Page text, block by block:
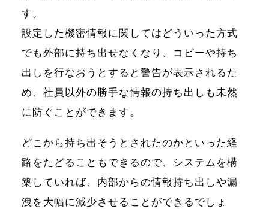
す。
設定した機密情報に関してはどういった方式
でも外部に持ち出せなくなり、コピーや持ち
出しを行なおうとすると警告が表示されるた
め、社員以外の勝手な情報の持ち出しも未然
に防ぐことができます。
どこから持ち出そうとされたのかといった経
路をたどることもできるので、システムを構
築していれば、内部からの情報持ち出しや漏
洩を大幅に減少させることができるでしょ